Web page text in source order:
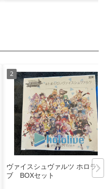
ヴァイスシュヴァルツ ホロライ
ブ BOXセット